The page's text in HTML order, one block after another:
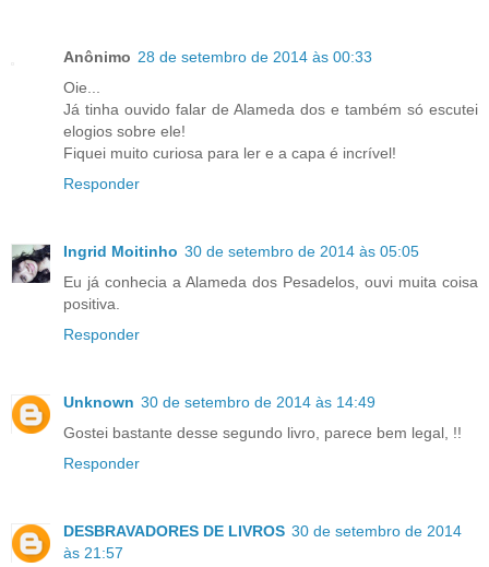
Anônimo 28 de setembro de 2014 às 00:33
Oie...
Já tinha ouvido falar de Alameda dos e também só escutei
elogios sobre ele!
Fiquei muito curiosa para ler e a capa é incrível!
Responder
Ingrid Moitinho 30 de setembro de 2014 às 05:05
Eu já conhecia a Alameda dos Pesadelos, ouvi muita coisa
positiva.
Responder
Unknown 30 de setembro de 2014 às 14:49
Gostei bastante desse segundo livro, parece bem legal, !!
Responder
DESBRAVADORES DE LIVROS 30 de setembro de 2014
às 21:57